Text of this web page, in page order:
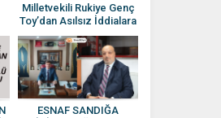
Milletvekili Rukiye Genç
Toy’dan Asılsız İddialara
Sert Tepki
ESNAF SANDIĞA